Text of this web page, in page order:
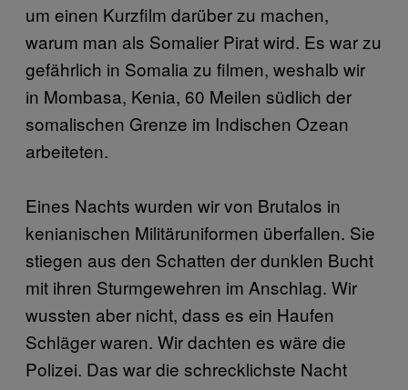
um einen Kurzfilm darüber zu machen,
warum man als Somalier Pirat wird. Es war zu
gefährlich in Somalia zu filmen, weshalb wir
in Mombasa, Kenia, 60 Meilen südlich der
somalischen Grenze im Indischen Ozean
arbeiteten.
Eines Nachts wurden wir von Brutalos in
kenianischen Militäruniformen überfallen. Sie
stiegen aus den Schatten der dunklen Bucht
mit ihren Sturmgewehren im Anschlag. Wir
wussten aber nicht, dass es ein Haufen
Schläger waren. Wir dachten es wäre die
Polizei. Das war die schrecklichste Nacht